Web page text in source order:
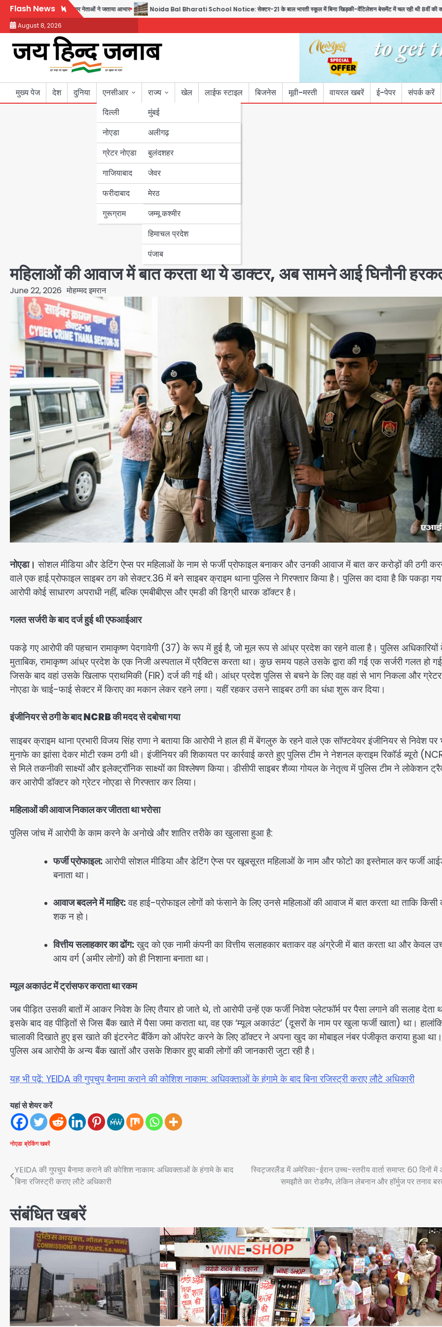
Skip
content
Flash News
शर्मा, गौतमबुद्धनगर नेताओं ने जताया आभार Noida Bal Bharati School Notice: सेक्टर-21 के बाल भारती स्कूल में बिना खिड़की-वेंटिलेशन बेसमेंट में चल रही थी 8वीं की क्लास,
August 8, 2026
मुख्य पेज देश दुनिया
एनसीआर
दिल्ली
नोएडा
ग्रेटर नोएडा
गाजियाबाद
फरीदाबाद
गुरूग्राम
राज्य
मुंबई
उत्तर प्रदेश
अलीगढ़
बुलंदशहर
जेवर
मेरठ
बिहार
पंजाब
हरियाणा
जम्मू कश्मीर
हिमाचल प्रदेश
पंजाब
खेल लाईफ स्टाइल बिजनेस मूवी-मस्ती वायरल खबरें ई-पेपर संपर्क करें
महिलाओं की आवाज में बात करता था ये डाक्टर, अब सामने आई घिनौनी
June 22, 2026 मोहम्मद इमरान
नोएडा। सोशल मीडिया और डेटिंग ऐप्स पर महिलाओं के नाम से फर्जी प्रोफाइल बनाकर और उनकी आवाज में बात कर करोड़ों की ठगी
वाले एक हाई.प्रोफाइल साइबर ठग को सेक्टर.36 में बने साइबर क्राइम थाना पुलिस ने गिरफ्तार किया है। पुलिस का दावा है कि पकड़ा
आरोपी कोई साधारण अपराधी नहीं, बल्कि एमबीबीएस और एमडी की डिग्री धारक डॉक्टर है।
गलत सर्जरी के बाद दर्ज हुई थी एफआईआर
पकड़े गए आरोपी की पहचान रामाकृष्ण पेदगावेगी (37) के रूप में हुई है, जो मूल रूप से आंध्र प्रदेश का रहने वाला है। पुलिस
मुताबिक, रामाकृष्ण आंध्र प्रदेश के एक निजी अस्पताल में प्रैक्टिस करता था। कुछ समय पहले उसके द्वारा की गई एक सर्जरी गलत हो
जिसके बाद वहां उसके खिलाफ प्राथमिकी (FIR) दर्ज की गई थी। आंध्र प्रदेश पुलिस से बचने के लिए वह वहां से भाग निकला और ग्रेटर
नोएडा के चाई-फाई सेक्टर में किराए का मकान लेकर रहने लगा। यहीं रहकर उसने साइबर ठगी का धंधा शुरू कर दिया।
इंजीनियर से ठगी के बाद NCRB की मदद से दबोचा गया
साइबर क्राइम थाना प्रभारी विजय सिंह राणा ने बताया कि आरोपी ने हाल ही में बेंगलुरु के रहने वाले एक सॉफ्टवेयर इंजीनियर से निवेश पर
मुनाफे का झांसा देकर मोटी रकम ठगी थी। इंजीनियर की शिकायत पर कार्रवाई करते हुए पुलिस टीम ने नेशनल क्राइम रिकॉर्ड ब्यूरो
से मिले तकनीकी साक्ष्यों और इलेक्ट्रॉनिक साक्ष्यों का विश्लेषण किया। डीसीपी साइबर शैव्या गोयल के नेतृत्व में पुलिस टीम ने लोकेशन
कर आरोपी डॉक्टर को ग्रेटर नोएडा से गिरफ्तार कर लिया।
महिलाओं की आवाज निकाल कर जीतता था भरोसा
पुलिस जांच में आरोपी के काम करने के अनोखे और शातिर तरीके का खुलासा हुआ है:
फर्जी प्रोफाइल:आरोपी सोशल मीडिया और डेटिंग ऐप्स पर खूबसूरत महिलाओं के नाम और फोटो का इस्तेमाल कर फर्जी
बनाता था।
आवाज बदलने में माहिर:वह हाई-प्रोफाइल लोगों को फंसाने के लिए उनसे महिलाओं की आवाज में बात करता था ताकि किसी
शक न हो।
वित्तीय सलाहकार का ढोंग:खुद को एक नामी कंपनी का वित्तीय सलाहकार बताकर वह अंग्रेजी में बात करता था और केवल
आय वर्ग (अमीर लोगों) को ही निशाना बनाता था।
म्यूल अकाउंट में ट्रांसफर कराता था रकम
जब पीड़ित उसकी बातों में आकर निवेश के लिए तैयार हो जाते थे, तो आरोपी उन्हें एक फर्जी निवेश प्लेटफॉर्म पर पैसा लगाने की सलाह देता
इसके बाद वह पीड़ितों से जिस बैंक खाते में पैसा जमा कराता था, वह एक ‘म्यूल अकाउंट’ (दूसरों के नाम पर खुला फर्जी खाता) था।
चालाकी दिखाते हुए इस खाते की इंटरनेट बैंकिंग को ऑपरेट करने के लिए डॉक्टर ने अपना खुद का मोबाइल नंबर पंजीकृत कराया हुआ था।
पुलिस अब आरोपी के अन्य बैंक खातों और उसके शिकार हुए बाकी लोगों की जानकारी जुटा रही है।
यह भी पढ़ें: YEIDA की गुपचुप बैनामा कराने की कोशिश नाकाम: अधिवक्ताओं के हंगामे के बाद बिना रजिस्ट्री कराए लौटे अधिकारी
यहां से शेयर करें
नोएडा ब्रेकिंग खबरें
Post
navigation
YEIDA की गुपचुप बैनामा कराने की कोशिश नाकाम: अधिवक्ताओं के हंगामे के बाद
बिना रजिस्ट्री कराए लौटे अधिकारी
स्विट्जरलैंड में अमेरिका-ईरान उच्च-स्तरीय वार्ता समाप्त: 60 दिनों में
समझौते का रोडमैप, लेकिन लेबनान और हॉर्मुज पर तनाव
संबंधित खबरें